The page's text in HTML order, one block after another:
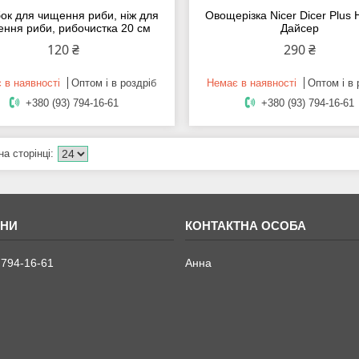
для чищення риби, ніж для
риби, рибочистка 20 см
120 ₴
наявності
Оптом і в роздріб
+380 (93) 794-16-61
Овощерізка Nicer Dicer Plus
Дайсер
290 ₴
Немає в наявності
Оптом і в
+380 (93) 794-16-61
16-61 Анна